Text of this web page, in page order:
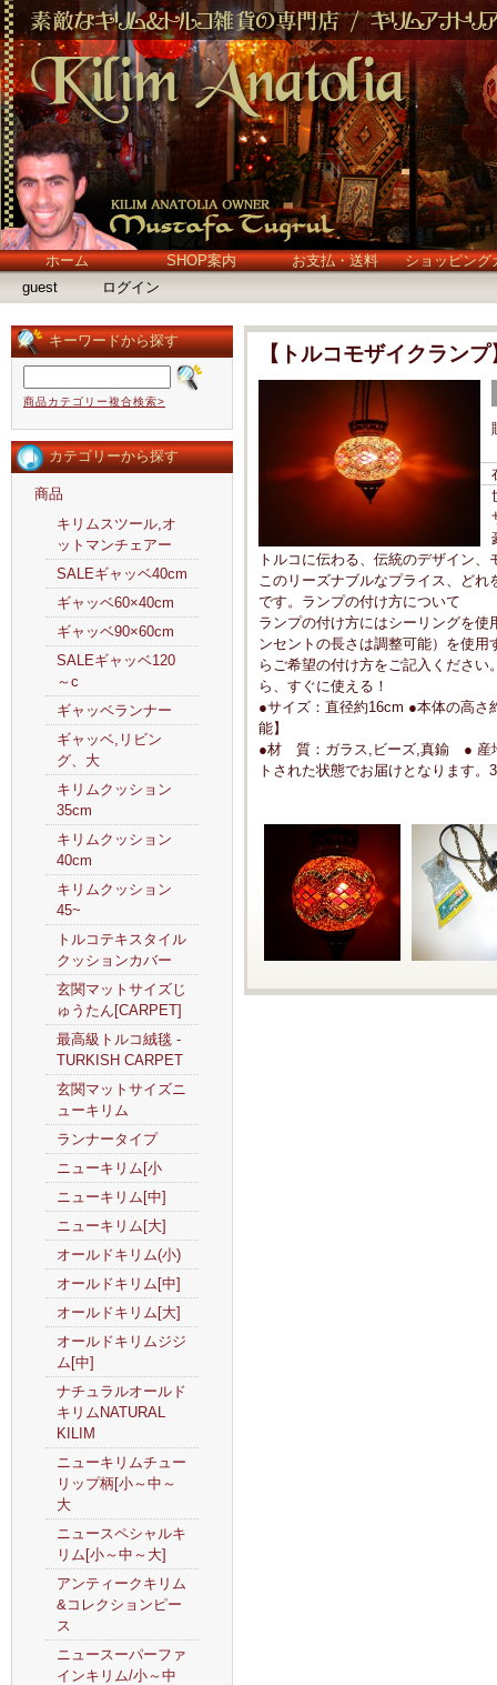
ホーム SHOP案内 お支払・送料
ショッピング
guest
ログイン
キーワードから探す
商品カテゴリー複合検索>
カテゴリーから探す
商品
キリムスツール,オ
ットマンチェアー
SALEギャッベ40cm
ギャッベ60×40cm
ギャッベ90×60cm
SALEギャッベ120
～c
ギャッベランナー
ギャッベ,リビン
グ、大
キリムクッション
35cm
キリムクッション
40cm
キリムクッション
45~
トルコテキスタイル
クッションカバー
玄関マットサイズじ
ゅうたん[CARPET]
最高級トルコ絨毯 -
TURKISH CARPET
玄関マットサイズニ
ューキリム
ランナータイプ
ニューキリム[小
ニューキリム[中]
ニューキリム[大]
オールドキリム(小)
オールドキリム[中]
オールドキリム[大]
オールドキリムジジ
ム[中]
ナチュラルオールド
キリムNATURAL
KILIM
ニューキリムチュー
リップ柄[小～中～
大
ニュースペシャルキ
リム[小～中～大]
アンティークキリム
&コレクションピー
ス
ニュースーパーファ
インキリム/小～中
【トルコモザイクランプ
トルコに伝わる、伝統のデザイン
このリーズナブルなプライス、ど
です。ランプの付け方について
ランプの付け方にはシーリングを
ンセントの長さは調整可能）を使
らご希望の付け方をご記入くださ
ら、すぐに使える！
●サイズ：直径約16cm ●本体の高さ
能】
●材 質：ガラス,ビーズ,真鍮 ● 産
トされた状態でお届けとなります